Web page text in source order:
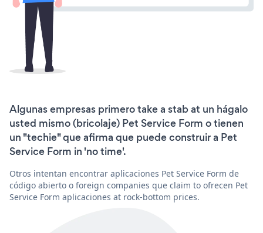
Algunas empresas primero take a stab at un hágalo
usted mismo (bricolaje) Pet Service Form o tienen
un "techie" que afirma que puede construir a Pet
Service Form in 'no time'.
Otros intentan encontrar aplicaciones Pet Service Form de
código abierto o foreign companies que claim to ofrecen Pet
Service Form aplicaciones at rock-bottom prices.